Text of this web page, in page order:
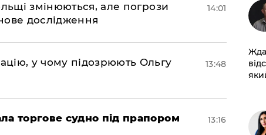
змінюються, але погрози
дослідження
14:01
у чому підозрюють Ольгу
13:48
торгове судно під прапором
13:16